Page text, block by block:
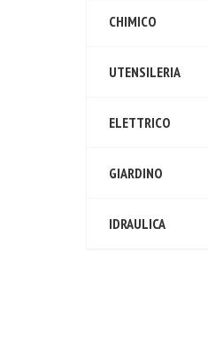
CHIMICO
UTENSILERIA
ELETTRICO
GIARDINO
IDRAULICA